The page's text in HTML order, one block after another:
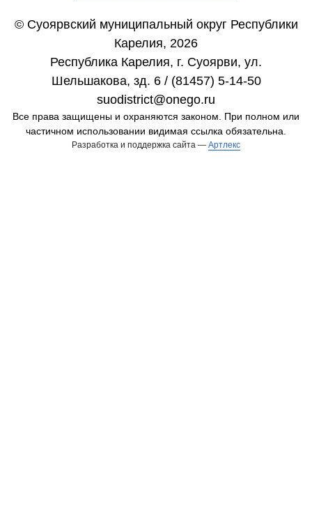
© Суоярвский муниципальный округ Республики
Карелия, 2026
Республика Карелия, г. Cуоярви, ул.
Шельшакова, зд. 6 / (81457) 5-14-50
suodistrict@onego.ru
Все права защищены и охраняются законом. При полном или
частичном использовании видимая ссылка обязательна.
Разработка и поддержка сайта — Артлекс